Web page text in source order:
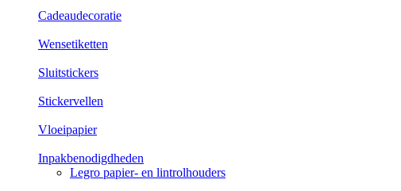
Cadeaudecoratie
Wensetiketten
Sluitstickers
Stickervellen
Vloeipapier
Inpakbenodigdheden
Legro papier- en lintrolhouders